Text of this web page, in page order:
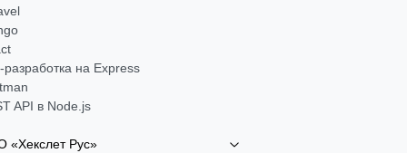
разработка на Express
API в Node.js
«Хекслет Рус»